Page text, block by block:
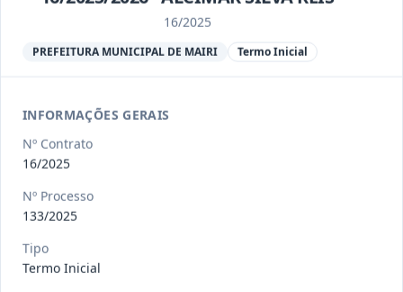
Termo
Inicial
contrato a contratação de emp
Situação
2023
para apresentação musi
16/2025
PREFEITURA MUNICIPAL DE MAIRI Termo Inicial
INFORMAÇÕES GERAIS
Nº Contrato
16/2025
Nº Processo
133/2025
Tipo
Termo Inicial